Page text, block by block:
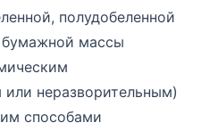
полудобеленной
бумажной массы
неразворительным)
способами